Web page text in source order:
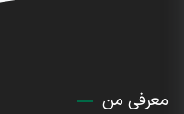
معرفی من